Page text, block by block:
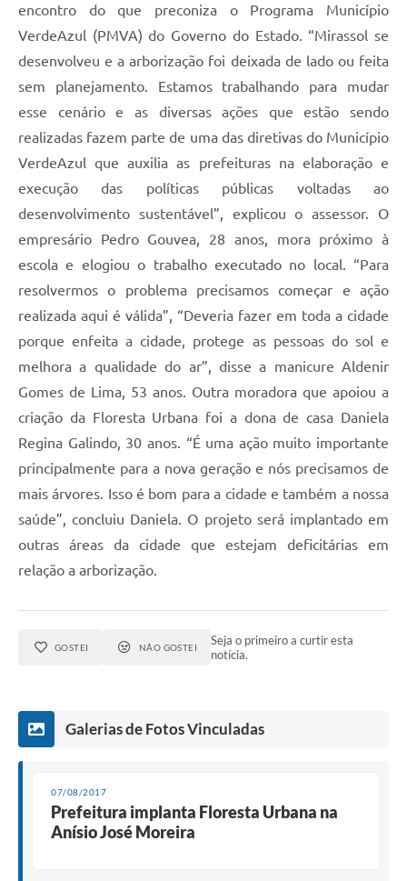
encontro do que preconiza o Programa Município
VerdeAzul (PMVA) do Governo do Estado. “Mirassol se
desenvolveu e a arborização foi deixada de lado ou feita
sem planejamento. Estamos trabalhando para mudar
esse cenário e as diversas ações que estão sendo
realizadas fazem parte de uma das diretivas do Município
VerdeAzul que auxilia as prefeituras na elaboração e
execução das políticas públicas voltadas ao
desenvolvimento sustentável”, explicou o assessor. O
empresário Pedro Gouvea, 28 anos, mora próximo à
escola e elogiou o trabalho executado no local. “Para
resolvermos o problema precisamos começar e ação
realizada aqui é válida”, “Deveria fazer em toda a cidade
porque enfeita a cidade, protege as pessoas do sol e
melhora a qualidade do ar”, disse a manicure Aldenir
Gomes de Lima, 53 anos. Outra moradora que apoiou a
criação da Floresta Urbana foi a dona de casa Daniela
Regina Galindo, 30 anos. “É uma ação muito importante
principalmente para a nova geração e nós precisamos de
mais árvores. Isso é bom para a cidade e também a nossa
saúde”, concluiu Daniela. O projeto será implantado em
outras áreas da cidade que estejam deficitárias em
relação a arborização.
GOSTEI NÃO GOSTEI
Seja o primeiro a curtir esta
notícia.
Galerias de Fotos Vinculadas
07/08/2017
Prefeitura implanta Floresta Urbana na
Anísio José Moreira